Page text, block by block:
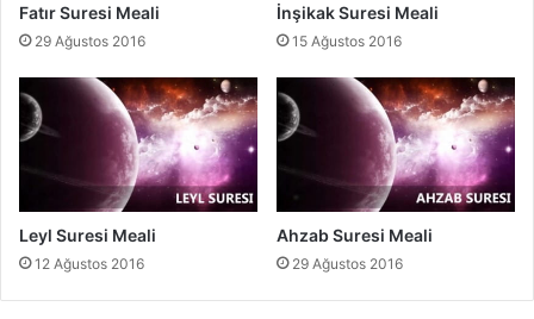
Fatır Suresi Meali
29 Ağustos 2016
İnşikak Suresi Meali
15 Ağustos 2016
Leyl Suresi Meali
12 Ağustos 2016
Ahzab Suresi Meali
29 Ağustos 2016